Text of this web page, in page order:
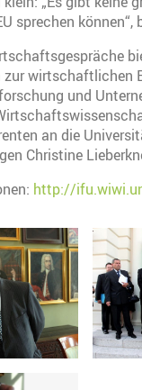
sprechen können“,
zur
und
an die
Christine
http://